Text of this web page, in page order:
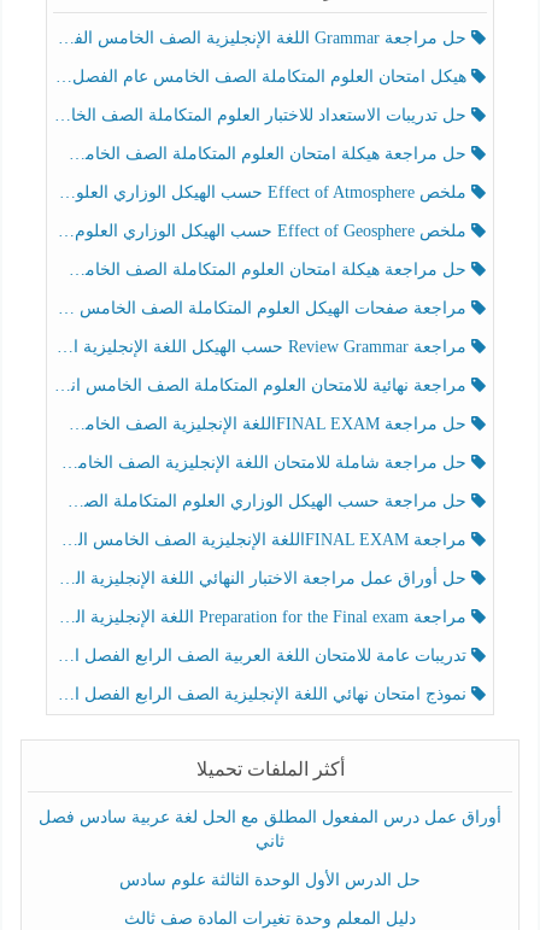
حل مراجعة Grammar اللغة الإنجليزية الصف الخامس الفصل الثالث
هيكل امتحان العلوم المتكاملة الصف الخامس عام الفصل الدراسي الثالث 2025-2026
حل تدريبات الاستعداد للاختبار العلوم المتكاملة الصف الخامس عام الفصل الثالث
حل مراجعة هيكلة امتحان العلوم المتكاملة الصف الخامس انسبير الفصل الثالث
ملخص Effect of Atmosphere حسب الهيكل الوزاري العلوم المتكاملة الصف الخامس انسبير الفصل الثالث
ملخص Effect of Geosphere حسب الهيكل الوزاري العلوم المتكاملة الصف الخامس انسبير الفصل الثالث
حل مراجعة هيكلة امتحان العلوم المتكاملة الصف الخامس عام الفصل الثالث
مراجعة صفحات الهيكل العلوم المتكاملة الصف الخامس انسبير الفصل الثالث
مراجعة Review Grammar حسب الهيكل اللغة الإنجليزية الصف الخامس الفصل الثالث
مراجعة نهائية للامتحان العلوم المتكاملة الصف الخامس انسبير الفصل الثالث
حل مراجعة FINAL EXAMاللغة الإنجليزية الصف الخامس الفصل الثالث
حل مراجعة شاملة للامتحان اللغة الإنجليزية الصف الخامس الفصل الثالث
حل مراجعة حسب الهيكل الوزاري العلوم المتكاملة الصف الخامس عام الفصل الثالث
مراجعة FINAL EXAMاللغة الإنجليزية الصف الخامس الفصل الثالث
حل أوراق عمل مراجعة الاختبار النهائي اللغة الإنجليزية الصف الرابع الفصل الثالث
مراجعة Preparation for the Final exam اللغة الإنجليزية الصف الرابع الفصل الثالث
تدريبات عامة للامتحان اللغة العربية الصف الرابع الفصل الثالث
نموذج امتحان نهائي اللغة الإنجليزية الصف الرابع الفصل الثالث
أكثر الملفات تحميلا
أوراق عمل درس المفعول المطلق مع الحل لغة عربية سادس فصل
ثاني
حل الدرس الأول الوحدة الثالثة علوم سادس
دليل المعلم وحدة تغيرات المادة صف ثالث